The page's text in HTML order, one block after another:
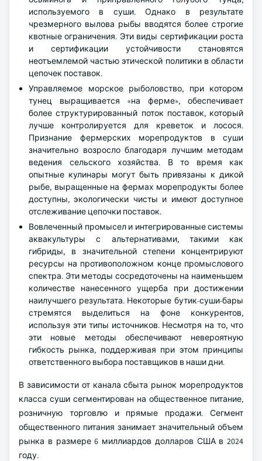
используемого в суши. Однако в результате
чрезмерного вылова рыбы вводятся более строгие
квотные ограничения. Эти виды сертификации роста
и сертификации устойчивости становятся
неотъемлемой частью этической политики в области
цепочек поставок.
Управляемое морское рыболовство, при котором
тунец выращивается «на ферме», обеспечивает
более структурированный поток поставок, который
лучше контролируется для креветок и лосося.
Признание фермерских морепродуктов в суши
значительно возросло благодаря лучшим методам
ведения сельского хозяйства. В то время как
опытные кулинары могут быть привязаны к дикой
рыбе, выращенные на фермах морепродукты более
доступны, экологически чисты и имеют доступное
отслеживание цепочки поставок.
Вовлеченный промысел и интегрированные системы
аквакультуры с альтернативами, такими как
гибриды, в значительной степени концентрируют
ресурсы на противоположном конце промыслового
спектра. Эти методы сосредоточены на наименьшем
количестве нанесенного ущерба при достижении
наилучшего результата. Некоторые бутик-суши-бары
стремятся выделиться на фоне конкурентов,
используя эти типы источников. Несмотря на то, что
эти новые методы обеспечивают невероятную
гибкость рынка, поддерживая при этом принципы
ответственного выбора поставщиков в наши дни.
В зависимости от канала сбыта рынок морепродуктов
класса суши сегментирован на общественное питание,
розничную торговлю и прямые продажи. Сегмент
общественного питания занимает значительный объем
рынка в размере 6 миллиардов долларов США в 2024
году.